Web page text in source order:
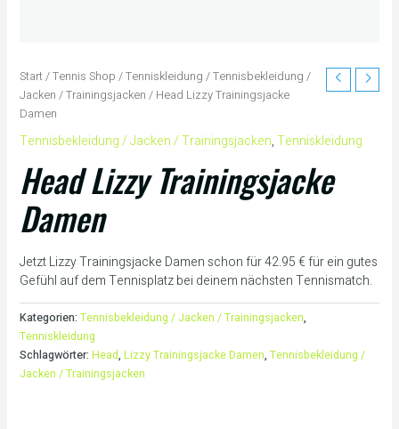
Start/Tennis Shop /Tenniskleidung /Tennisbekleidung /
Jacken / Trainingsjacken / Head Lizzy Trainingsjacke
Damen
Tennisbekleidung / Jacken / Trainingsjacken,Tenniskleidung
Head Lizzy Trainingsjacke
Damen
Jetzt Lizzy Trainingsjacke Damen schon für 42.95 € für ein gutes
Gefühl auf dem Tennisplatz bei deinem nächsten Tennismatch.
Kategorien: Tennisbekleidung / Jacken / Trainingsjacken,
Tenniskleidung
Schlagwörter: Head, Lizzy Trainingsjacke Damen, Tennisbekleidung /
Jacken / Trainingsjacken